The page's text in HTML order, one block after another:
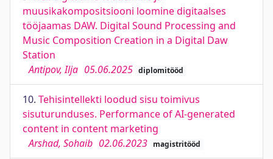
muusikakompositsiooni loomine digitaalses
tööjaamas DAW. Digital Sound Processing and
Music Composition Creation in a Digital Daw
Station
Antipov, Ilja 05.06.2025 diplomitööd
10. Tehisintellekti loodud sisu toimivus
sisuturunduses. Performance of AI-generated
content in content marketing
Arshad, Sohaib 02.06.2023 magistritööd